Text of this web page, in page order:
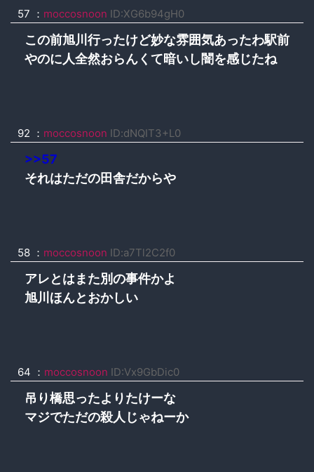
57 ： moccosnoon ID:XG6b94gH0
この前旭川行ったけど妙な雰囲気あったわ駅前
やのに人全然おらんくて暗いし闇を感じたね
92 ： moccosnoon ID:dNQIT3+L0
>>57
それはただの田舎だからや
58 ： moccosnoon ID:a7Tl2C2f0
アレとはまた別の事件かよ
旭川ほんとおかしい
64 ： moccosnoon ID:Vx9GbDic0
吊り橋思ったよりたけーな
マジでただの殺人じゃねーか